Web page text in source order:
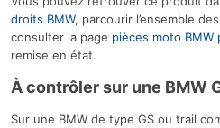
droits BMW, parcourir l’ensemble des
consulter la page pièces moto BMW
remise en état.
À contrôler sur une BMW
Sur une BMW de type GS ou trail